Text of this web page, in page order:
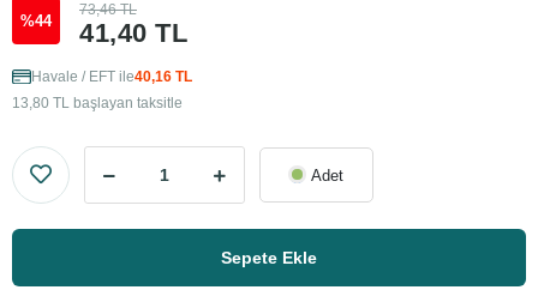
%44 41,40 TL
73,46 TL
Havale / EFT ile40,16 TL
13,80 TL başlayan taksitle
Adet
Sepete Ekle